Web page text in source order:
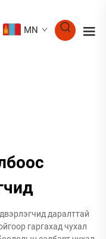
MN
даралттай
гаргахад чухал